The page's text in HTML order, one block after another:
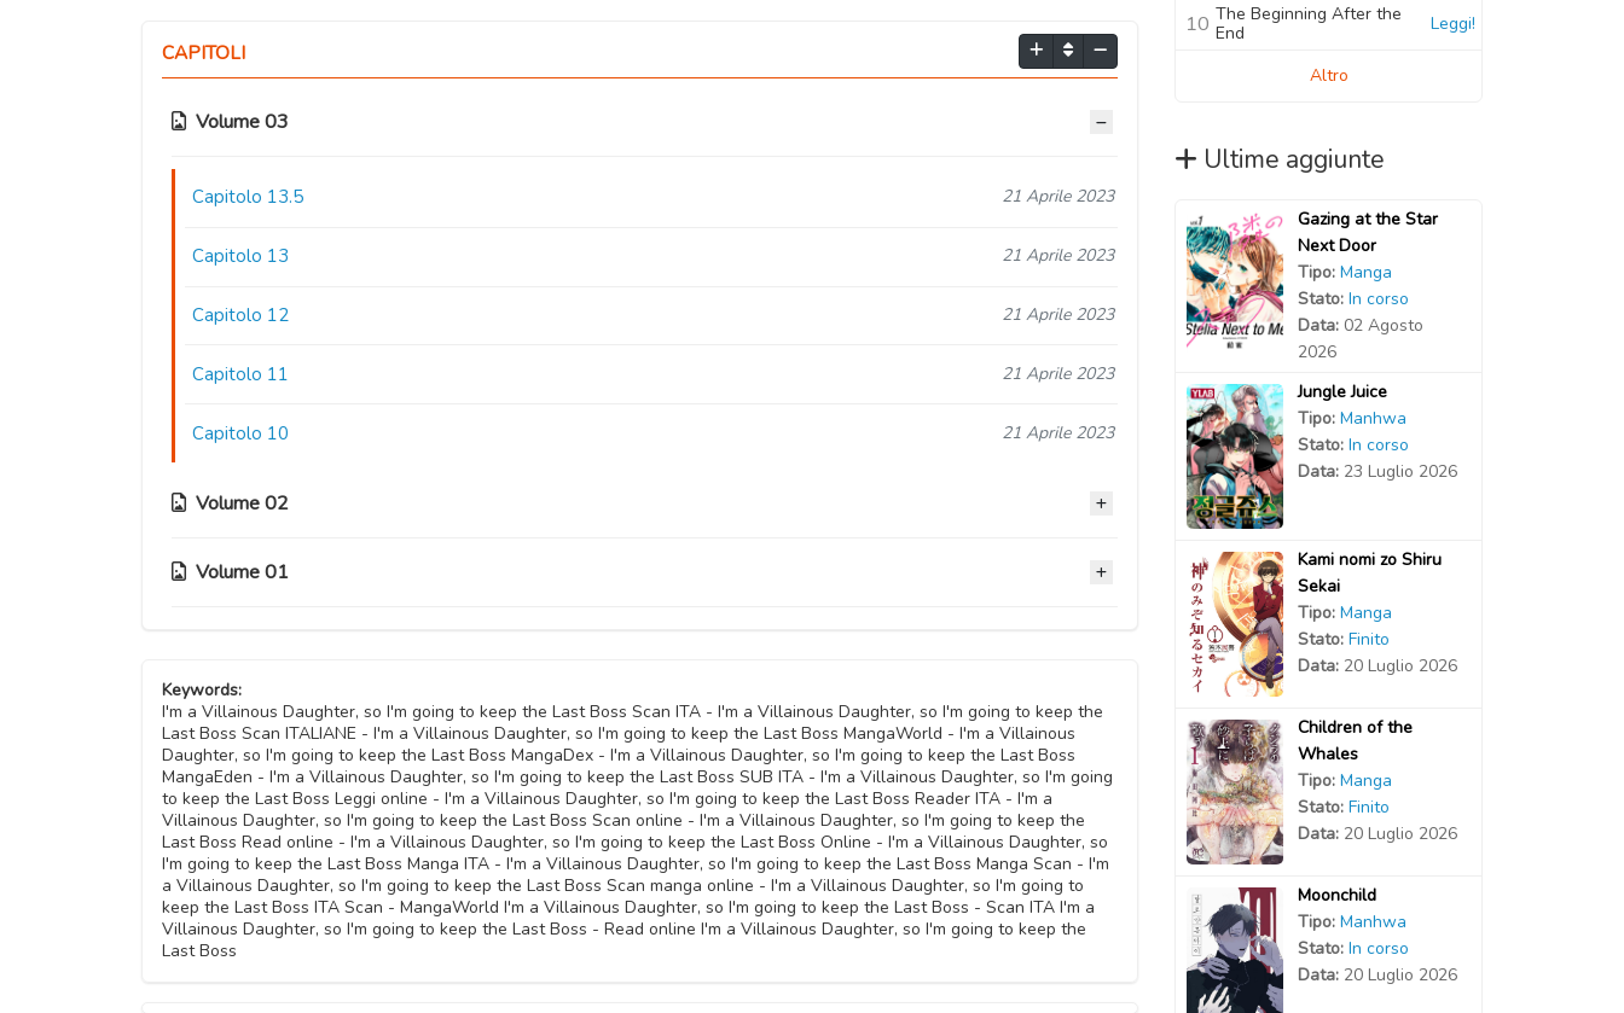
CAPITOLI
Volume 03
Capitolo 13.5 21 Aprile 2023
Capitolo 13 21 Aprile 2023
Capitolo 12 21 Aprile 2023
Capitolo 11 21 Aprile 2023
Capitolo 10 21 Aprile 2023
Volume 02
Capitolo 09.5 11 Giugno 2021
Capitolo 08
Capitolo 07 25 Aprile 2021
Capitolo 06 25 Aprile 2021
Volume 01
Capitolo 04 19 Gennaio 2021
Capitolo 03 19 Gennaio 2021
Capitolo 02 05 Novembre 2020
Capitolo 01 05 Novembre 2020
Keywords:
I'm a Villainous Daughter, so I'm going to keep the Last Boss Scan ITA - I'm a Villainous Daughter, so I'm going to keep the
Last Boss Scan ITALIANE - I'm a Villainous Daughter, so I'm going to keep the Last Boss MangaWorld - I'm a Villainous
Daughter, so I'm going to keep the Last Boss MangaDex - I'm a Villainous Daughter, so I'm going to keep the Last Boss
MangaEden - I'm a Villainous Daughter, so I'm going to keep the Last Boss SUB ITA - I'm a Villainous Daughter, so I'm going
to keep the Last Boss Leggi online - I'm a Villainous Daughter, so I'm going to keep the Last Boss Reader ITA - I'm a
Villainous Daughter, so I'm going to keep the Last Boss Scan online - I'm a Villainous Daughter, so I'm going to keep the
Last Boss Read online - I'm a Villainous Daughter, so I'm going to keep the Last Boss Online - I'm a Villainous Daughter, so
I'm going to keep the Last Boss Manga ITA - I'm a Villainous Daughter, so I'm going to keep the Last Boss Manga Scan - I'm
a Villainous Daughter, so I'm going to keep the Last Boss Scan manga online - I'm a Villainous Daughter, so I'm going to
keep the Last Boss ITA Scan - MangaWorld I'm a Villainous Daughter, so I'm going to keep the Last Boss - Scan ITA I'm a
Villainous Daughter, so I'm going to keep the Last Boss - Read online I'm a Villainous Daughter, so I'm going to keep the
Last Boss
10 The Beginning After the
End
Leggi!
Altro
Ultime aggiunte
Gazing at the Star
Next Door
Tipo: Manga
Stato: In corso
Data: 02 Agosto
2026
Jungle Juice
Tipo: Manhwa
Stato: In corso
Data: 23 Luglio 2026
Kami nomi zo Shiru
Sekai
Tipo: Manga
Stato: Finito
Data: 20 Luglio 2026
Children of the
Whales
Tipo: Manga
Stato: Finito
Data: 20 Luglio 2026
Moonchild
Tipo: Manhwa
Stato: In corso
Data: 20 Luglio 2026